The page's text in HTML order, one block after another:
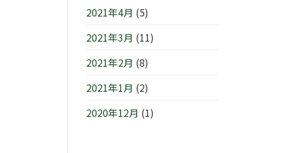
2021年4月 (5)
2021年3月 (11)
2021年2月 (8)
2021年1月 (2)
2020年12月 (1)